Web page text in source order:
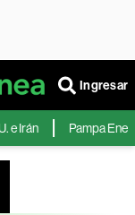
Ingresar
Pampa Energía